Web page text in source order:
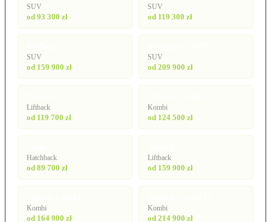
SUV
od 93 300 zł
SUV
od 119 300 zł
SUV
od 159 900 zł
SUV
od 209 900 zł
Liftback
od 119 700 zł
Kombi
od 124 500 zł
Hatchback
od 89 700 zł
Liftback
od 159 900 zł
Kombi
od 164 900 zł
Kombi
od 214 900 zł